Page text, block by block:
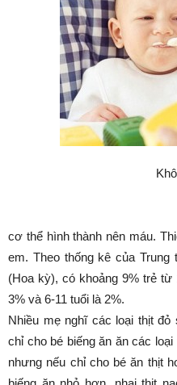
Không cho bé
Sắt là
cơ thể hình thành nên máu.
em. Theo thống kê của Trung
(Hoa kỳ), có khoảng 9% trẻ
3% và 6-11 tuổi là 2%.
Nhiều mẹ nghĩ các loại thịt
chỉ cho bé biếng ăn ăn các
nhưng nếu chỉ cho bé ăn thịt